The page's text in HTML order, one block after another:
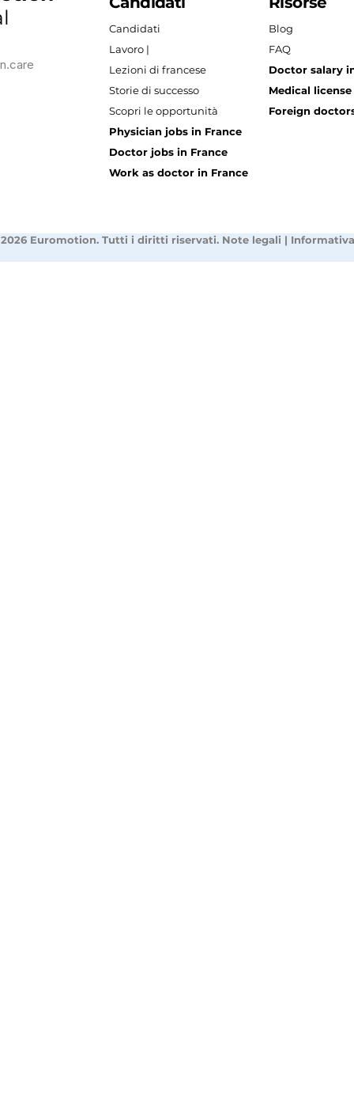
Candidati
Lavoro |
Lezioni di francese
Storie di successo
Scopri le opportunità
Physician jobs in France
Doctor jobs in France
Work as doctor in France
Blog
FAQ
Doctor salary
Medical
Foreign
Euromotion. Tutti i diritti riservati. Note legali |